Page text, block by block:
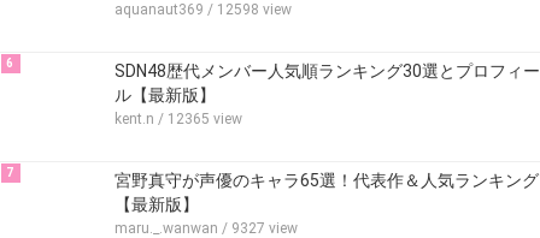
aquanaut369 / 12598 view
6
SDN48歴代メンバー人気順ランキング30選とプロフィー
ル【最新版】
kent.n / 12365 view
7
宮野真守が声優のキャラ65選！代表作＆人気ランキング
【最新版】
maru._.wanwan / 9327 view